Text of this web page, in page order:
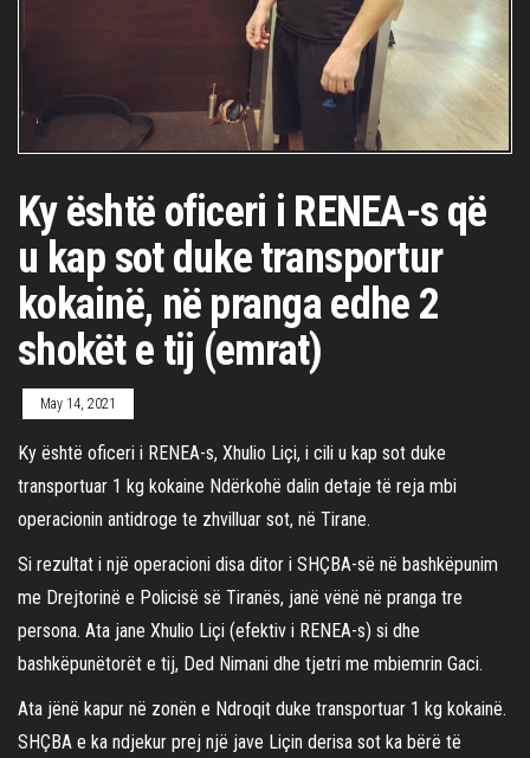
Ky është oficeri i RENEA-s që
u kap sot duke transportur
kokainë, në pranga edhe 2
shokët e tij (emrat)
May 14, 2021
Ky është oficeri i RENEA-s, Xhulio Liçi, i cili u kap sot duke
transportuar 1 kg kokaine Ndërkohë dalin detaje të reja mbi
operacionin antidroge te zhvilluar sot, në Tirane.
Si rezultat i një operacioni disa ditor i SHÇBA-së në bashkëpunim
me Drejtorinë e Policisë së Tiranës, janë vënë në pranga tre
persona. Ata jane Xhulio Liçi (efektiv i RENEA-s) si dhe
bashkëpunëtorët e tij, Ded Nimani dhe tjetri me mbiemrin Gaci.
Ata jënë kapur në zonën e Ndroqit duke transportuar 1 kg kokainë.
SHÇBA e ka ndjekur prej një jave Liçin derisa sot ka bërë të